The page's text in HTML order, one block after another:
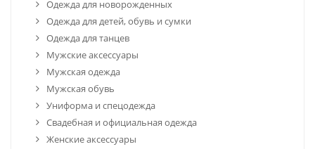
Одежда для новорожденных
Одежда для детей, обувь и сумки
Одежда для танцев
Мужские аксессуары
Мужская одежда
Мужская обувь
Униформа и спецодежда
Свадебная и официальная одежда
Женские аксессуары